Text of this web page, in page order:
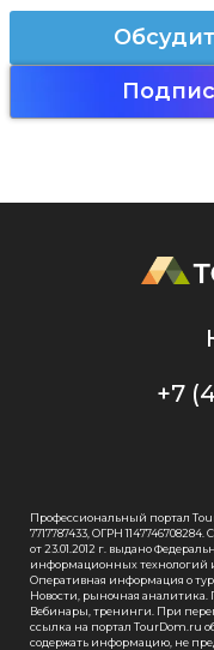
+7
Профессиональный портал
7717787433, ОГРН
от 23.01.2012 г. выдано
информационных технологий
Оперативная информация о
Новости, рыночная
Вебинары, тренинги. При
ссылка на портал TourDom.ru
содержать информацию, не